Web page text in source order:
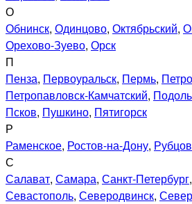
О
Обнинск, Одинцово, Октябрьский,
Орехово-Зуево, Орск
П
Пенза, Первоуральск, Пермь,
Петропавловск-Камчатский,
Псков, Пушкино, Пятигорск
Р
Раменское, Ростов-на-Дону,
С
Салават, Самара, Санкт-Петербург,
Севастополь, Северодвинск,